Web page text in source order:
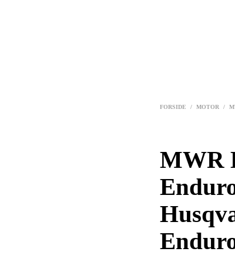
FORSIDE / MOTOR /
MWR